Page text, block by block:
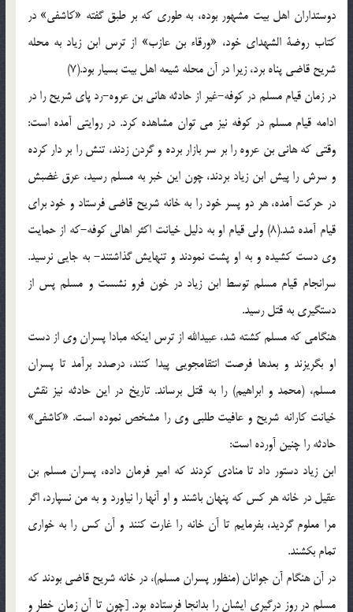
دوستداران اهل بیت مشهور بوده، به طوری که بر طبق گفته «کاشفی» در
کتاب روضة الشهدای خود، «ورقاء بن عازب» از ترس ابن زیاد به محله
شریح قاضی پناه برد، زیرا در آن محله شیعه اهل بیت بسیار بود.(7)
در زمان قیام مسلم در کوفه-غیر از حادثه هانی بن عروه-رد پای شریح را در
ادامه قیام مسلم در کوفه نیز می توان مشاهده کرد. در روایتی آمده است:
وقتی که هانی بن عروه را بر سر بازار برده و گردن زدند، تنش را بر دار کرده
و سرش را پیش ابن زیاد بردند، چون این خبر به مسلم رسید، عرق غضبش
در حرکت آمده، هر دو پسر خود را به خانه شریح قاضی فرستاد و خود برای
قیام آمده شد.(8) ولی قیام او به دلیل خیانت اکثر اهالی کوفه-که از حمایت
وی دست کشیده و به او پشت نمودند و تنهایش گذاشتند- به جایی نرسید.
سرانجام قیام مسلم توسط ابن زیاد در خون فرو نشست و مسلم پس از
دستگیری به قتل رسید.
هنگامی که مسلم کشته شد، عبیدالله از ترس اینکه مبادا پسران وی از دست
او بگریزند و بعدها فرصت انتقامجویی پیدا کنند، درصدد برآمد تا پسران
مسلم، (محمد و ابراهیم) را به قتل برساند. تاریخ در این حادثه نیز نقش
خیانت کارانه شریح و عافیت طلبی وی را مشخص نموده است. «کاشفی»
حادثه را چنین آورده است:
ابن زیاد دستور داد تا منادی کردند که امیر فرمان داده، پسران مسلم بن
عقیل در خانه هر کس که پنهان باشند و او آنها را نیاورد و به من نسپارد، اگر
مرا معلوم گردید، بفرمایم تا آن خانه را غارت کنند و آن کس را به خواری
تمام بکشند.
در آن هنگام آن جوانان (منظور پسران مسلم)، در خانه شریح قاضی بودند که
مسلم در روز درگیری ایشان را بدانجا فرستاده بود. [چون تا آن زمان خطر و